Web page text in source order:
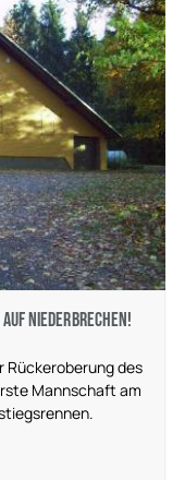
Niederbrechen!
Rückeroberung des
Mannschaft am